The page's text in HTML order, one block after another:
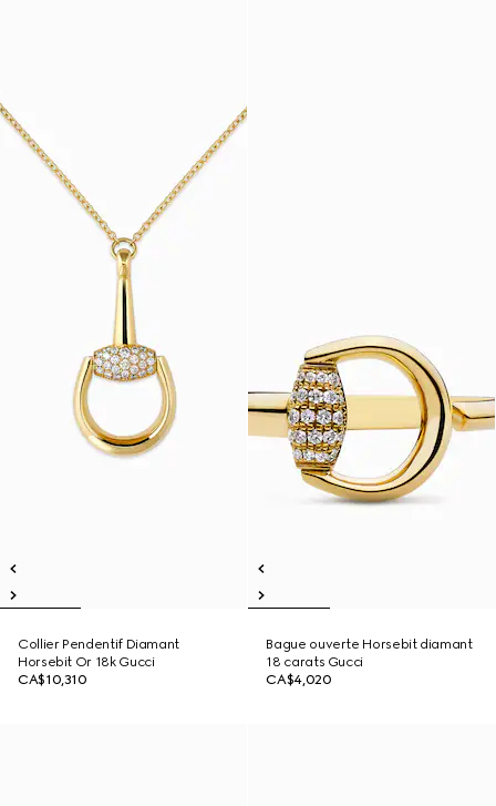
Collier Pendentif Diamant
Horsebit Or 18k Gucci
CA$10,310
Bague ouverte Horsebit diamant
18 carats Gucci
CA$4,020